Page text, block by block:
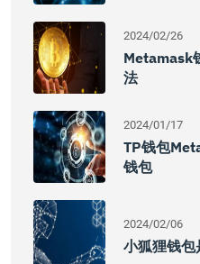
2024/02/26
Metamask
法
2024/01/17
TP钱包
钱包
2024/02/06
小狐狸钱包